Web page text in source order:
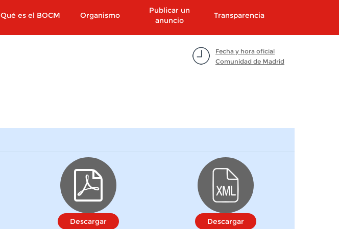
Qué es el BOCM Organismo
Publicar un
anuncio
Transparencia
Fecha y hora oficial
Comunidad de Madrid
Descargar Descargar